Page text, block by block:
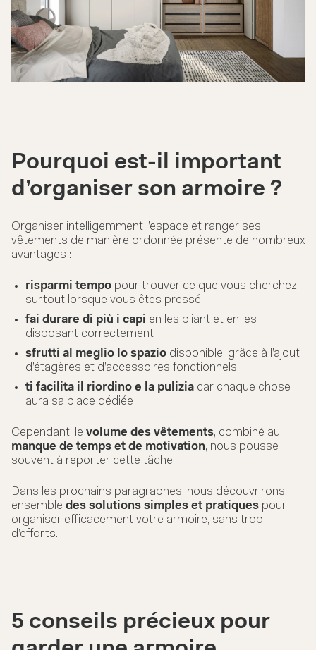
Pourquoi est-il important
d’organiser son armoire ?
Organiser intelligemment l’espace et ranger ses
vêtements de manière ordonnée présente de nombreux
avantages :
risparmi tempo pour trouver ce que vous cherchez,
surtout lorsque vous êtes pressé
fai durare di più i capi en les pliant et en les
disposant correctement
sfrutti al meglio lo spazio disponible, grâce à l’ajout
d’étagères et d’accessoires fonctionnels
ti facilita il riordino e la pulizia car chaque chose
aura sa place dédiée
Cependant, le volume des vêtements, combiné au
manque de temps et de motivation, nous pousse
souvent à reporter cette tâche.
Dans les prochains paragraphes, nous découvrirons
ensemble des solutions simples et pratiques pour
organiser efficacement votre armoire, sans trop
d’efforts.
5 conseils précieux pour